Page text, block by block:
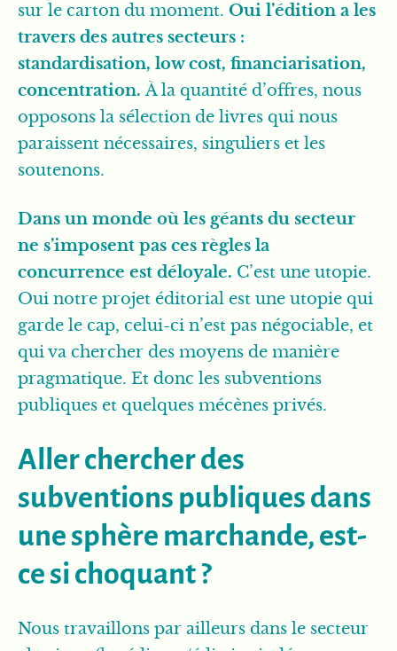
sur le carton du moment. Oui l’édition a les
travers des autres secteurs :
standardisation, low cost, financiarisation,
concentration.À la quantité d’offres, nous
opposons la sélection de livres qui nous
paraissent nécessaires, singuliers et les
soutenons.
Dans un monde où les géants du secteur
ne s’imposent pas ces règles la
concurrence est déloyale. C’est une utopie.
Oui notre projet éditorial est une utopie qui
garde le cap, celui-ci n’est pas négociable, et
qui va chercher des moyens de manière
pragmatique. Et donc les subventions
publiques et quelques mécènes privés.
Aller chercher des
subventions publiques dans
une sphère marchande, est-
ce si choquant ?
Nous travaillons par ailleurs dans le secteur